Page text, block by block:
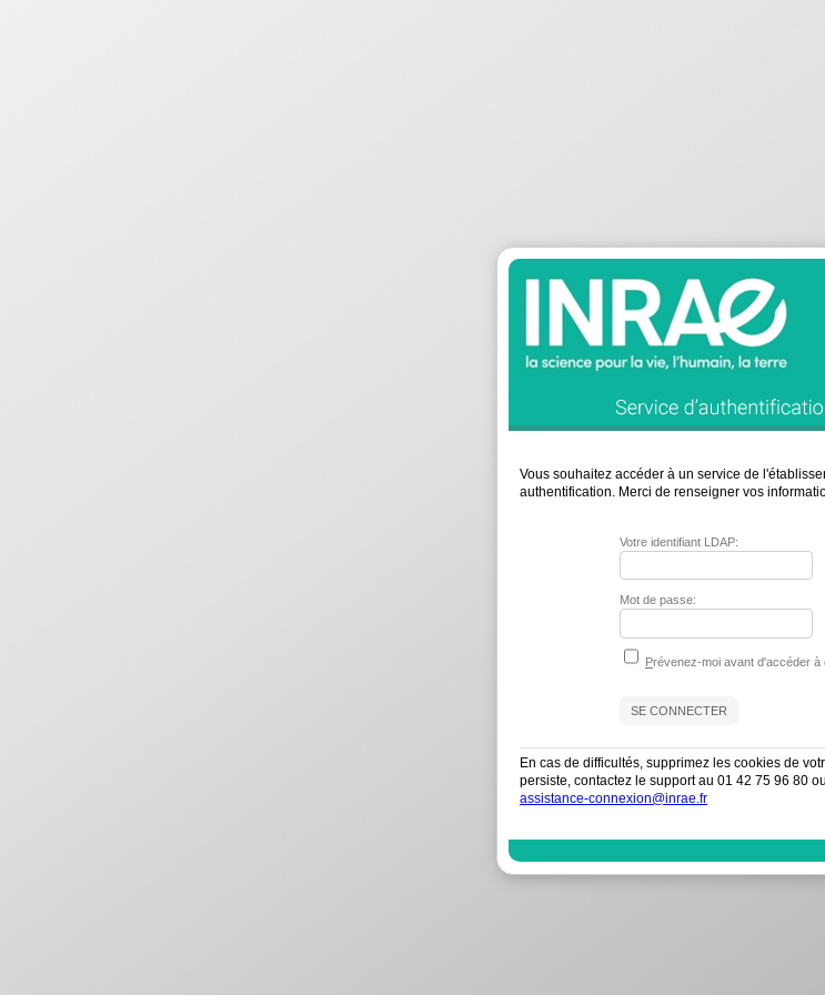
Vous souhaitez accéder à un service de
authentification. Merci de renseigner vos
Votre identifiant LDAP:
Mot de passe:
Prévenez-moi avant d'accéder à
En cas de difficultés, supprimez les cookies de
persiste, contactez le support au 01 42 75 96 80
assistance-connexion@inrae.fr